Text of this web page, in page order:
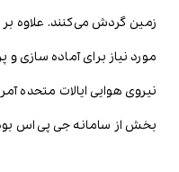
مورد نیاز برای آماده سازی
نیروی هوایی ایالات متحده
بخش از سامانه جی پی اس